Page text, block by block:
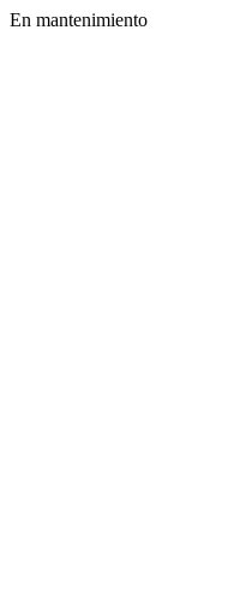
En mantenimiento